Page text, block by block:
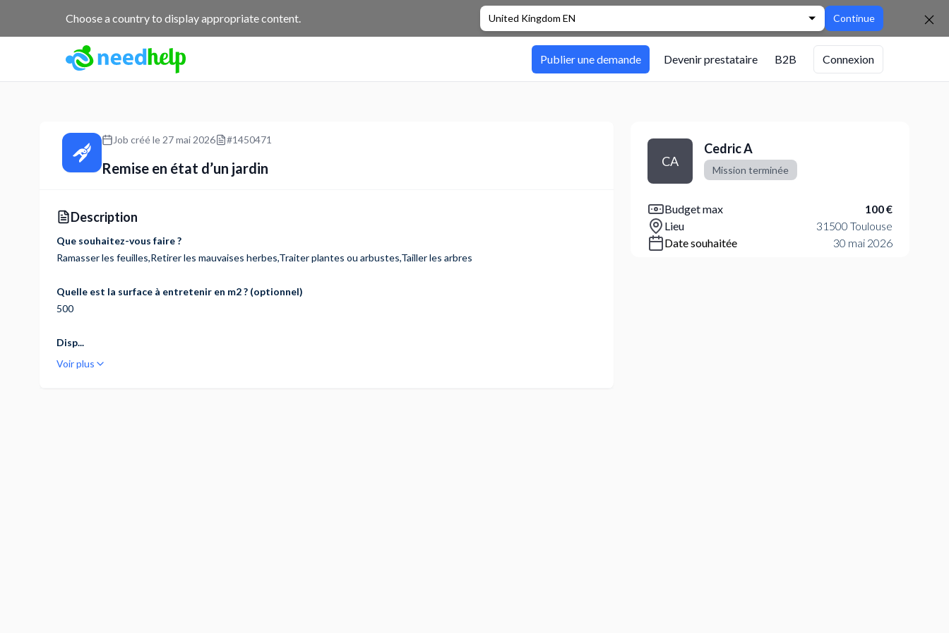
Choose a country to display appropriate content. United Kingdom EN Continue
Publier une demande Devenir prestataire B2B Connexion
Job créé le 27 mai 2026 #1450471
Remise en état d’un jardin
Description
Que souhaitez-vous faire ?
Ramasser les feuilles,Retirer les mauvaises herbes,Traiter plantes ou arbustes,Tailler les arbres
Quelle est la surface à entretenir en m2 ? (optionnel)
500
Disp...
Voir plus
CA
Cedric A
Mission terminée
Budget max
100 €
Lieu
31500 Toulouse
Date souhaitée
30 mai 2026